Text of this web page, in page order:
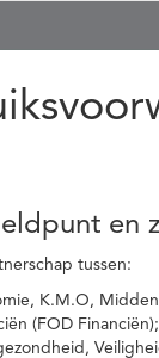
en
tussen:
K.M.O,
(FOD Financiën);